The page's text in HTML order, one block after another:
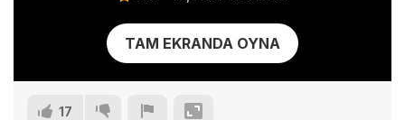
TAM EKRANDA OYNA
17